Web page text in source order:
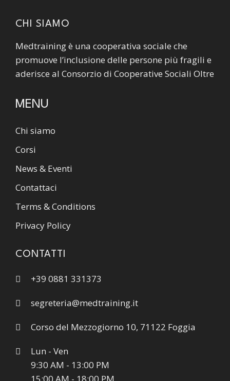
CHI SIAMO
Medtraining è una cooperativa sociale che
promuove l’inclusione delle persone più fragili e
aderisce al Consorzio di Cooperative Sociali Oltre
MENU
Chi siamo
Corsi
News & Eventi
Contattaci
Terms & Conditions
Privacy Policy
CONTATTI
+39 0881 331373
segreteria@medtraining.it
Corso del Mezzogiorno 10, 71122 Foggia
Lun - Ven
9:30 AM - 13:00 PM